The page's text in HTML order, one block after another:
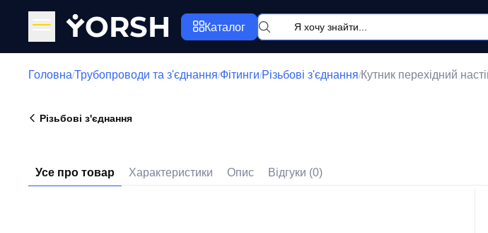
YORSH Каталог
Головна/Трубопроводи та з'єднання/Фітинги/Різьбові з'єднання/Кутник перехідний
Різьбові з'єднання
Усе про товар Характеристики Опис Відгуки (0)